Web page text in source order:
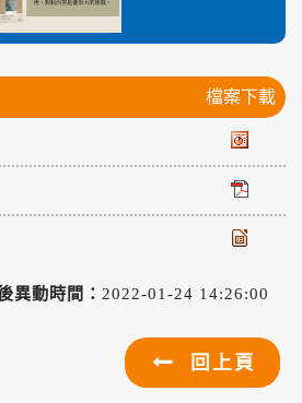
檔案下載
異動時間： 2022-01-24 14:26:00
回上頁